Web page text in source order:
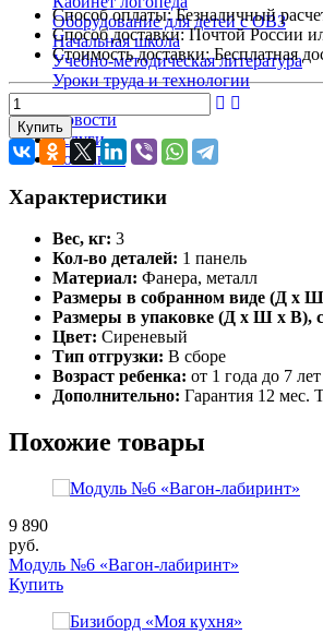
Оборудование для детей с ОВЗ
Начальная школа
Учебно-методическая литература
Уроки труда и технологии
Агроклассы
Новости
Услуги
Контакты
Способ оплаты:Безналичный
Способ доставки:Почтой России
Стоимость доставки:Бесплатная
Купить
Характеристики
Вес, кг: 3
Кол-во деталей: 1 панель
Материал: Фанера, металл
Размеры в собранном виде (Д х
Размеры в упаковке (Д х Ш х В),
Цвет: Сиреневый
Тип отгрузки: В сборе
Возраст ребенка: от 1 года до 7 лет
Дополнительно: Гарантия 12 мес.
Похожие товары
9 890
руб.
Модуль №6 «Вагон-лабиринт»
Купить